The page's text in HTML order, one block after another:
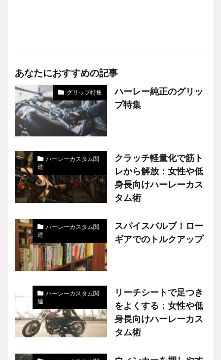
あなたにおすすめの記事
グリップ特集
ハーレー純正のグリッ
プ特集
ハーレーカスタム関
連
クラッチ軽量化で筋ト
レから解放：女性や低
身長向けハーレーカス
タム術
ハーレーカスタム関
連
スパイスバルブ！ロー
ギアでのトルクアップ
ハーレーカスタム関
連
リーチシートで足つき
をよくする：女性や低
身長向けハーレーカス
タム術